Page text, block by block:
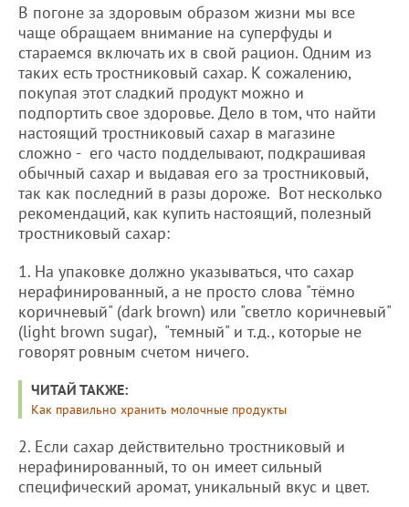
В погоне за здоровым образом жизни мы все
чаще обращаем внимание на суперфуды и
стараемся включать их в свой рацион. Одним из
таких есть тростниковый сахар. К сожалению,
покупая этот сладкий продукт можно и
подпортить свое здоровье. Дело в том, что найти
настоящий тростниковый сахар в магазине
сложно - его часто подделывают, подкрашивая
обычный сахар и выдавая его за тростниковый,
так как последний в разы дороже. Вот несколько
рекомендаций, как купить настоящий, полезный
тростниковый сахар:
1. На упаковке должно указываться, что сахар
нерафинированный, а не просто слова "тёмно
коричневый" (dark brown) или "светло коричневый"
(light brown sugar), "темный" и т.д., которые не
говорят ровным счетом ничего.
ЧИТАЙ ТАКЖЕ:
Как правильно хранить молочные продукты
2. Если сахар действительно тростниковый и
нерафинированный, то он имеет сильный
специфический аромат, уникальный вкус и цвет.